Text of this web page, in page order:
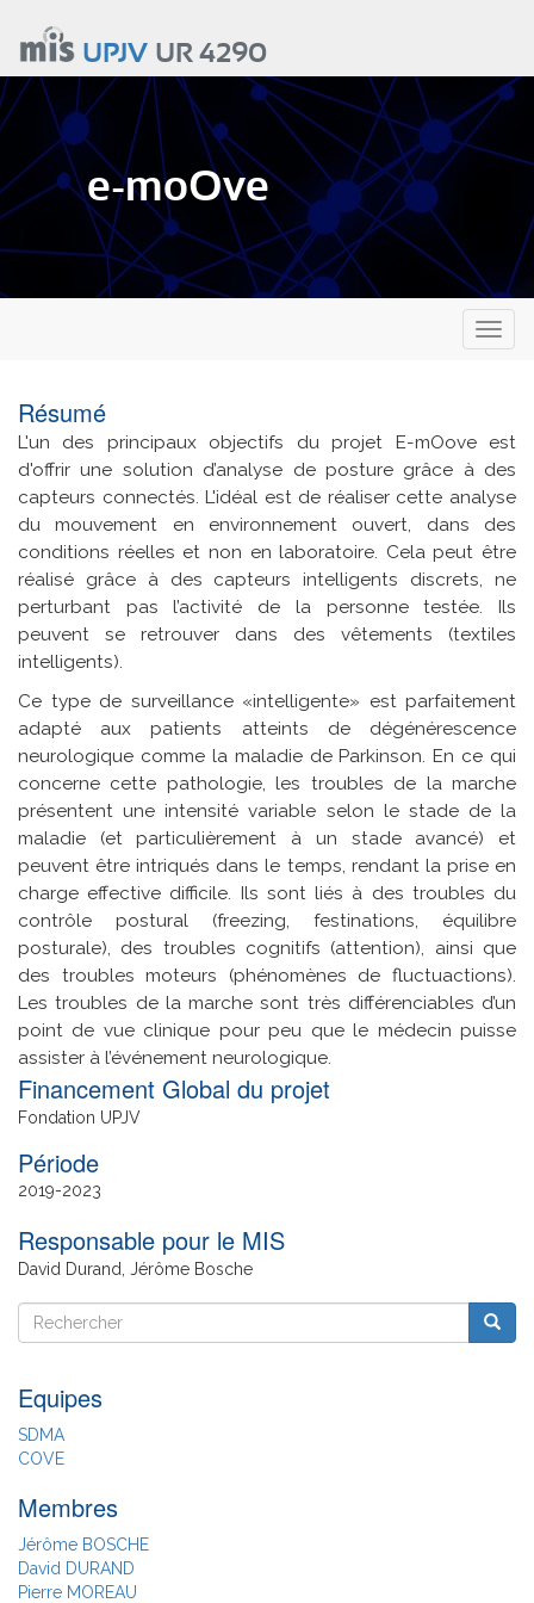
contenu
principal
UPJVUR 4290
e-moOve
Résumé
L'un des principaux objectifs du projet E-mOove est
d'offrir une solution d’analyse de posture grâce à des
capteurs connectés. L'idéal est de réaliser cette analyse
du mouvement en environnement ouvert, dans des
conditions réelles et non en laboratoire. Cela peut être
réalisé grâce à des capteurs intelligents discrets, ne
perturbant pas l’activité de la personne testée. Ils
peuvent se retrouver dans des vêtements (textiles
intelligents).
Ce type de surveillance «intelligente» est parfaitement
adapté aux patients atteints de dégénérescence
neurologique comme la maladie de Parkinson. En ce qui
concerne cette pathologie, les troubles de la marche
présentent une intensité variable selon le stade de la
maladie (et particulièrement à un stade avancé) et
peuvent être intriqués dans le temps, rendant la prise en
charge effective difficile. Ils sont liés à des troubles du
contrôle postural (freezing, festinations, équilibre
posturale), des troubles cognitifs (attention), ainsi que
des troubles moteurs (phénomènes de fluctuactions).
Les troubles de la marche sont très différenciables d’un
point de vue clinique pour peu que le médecin puisse
assister à l’événement neurologique.
Financement Global du projet
Fondation UPJV
2019
Date
de
fin
2023
Responsable pour le MIS
David Durand, Jérôme Bosche
Rechercher
Rechercher
Equipes
SDMA
COVE
Membres
Jérôme BOSCHE
David DURAND
Pierre MOREAU